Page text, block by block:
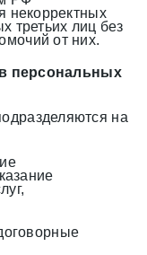
некорректных
третьих лиц без
от них.
персональных
на